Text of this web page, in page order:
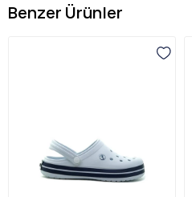
Benzer Ürünler